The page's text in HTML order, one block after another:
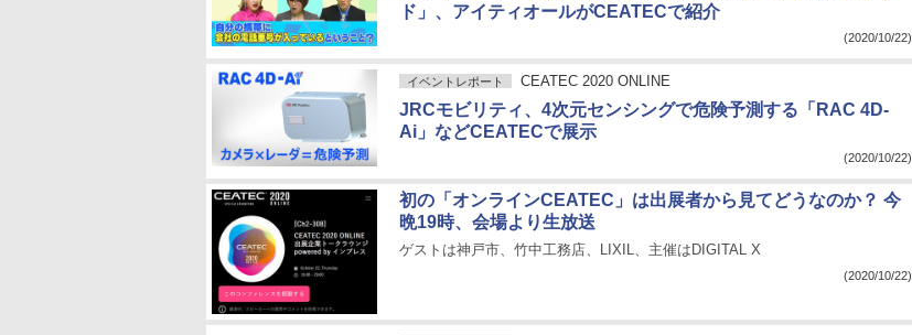
ド」、アイティオールがCEATECで紹介
(2020/10/22)
イベントレポート CEATEC 2020 ONLINE
JRCモビリティ、4次元センシングで危険予測する「RAC 4D-
Ai」などCEATECで展示
(2020/10/22)
初の「オンラインCEATEC」は出展者から見てどうなのか？ 今
晩19時、会場より生放送
ゲストは神戸市、竹中工務店、LIXIL、主催はDIGITAL X
(2020/10/22)